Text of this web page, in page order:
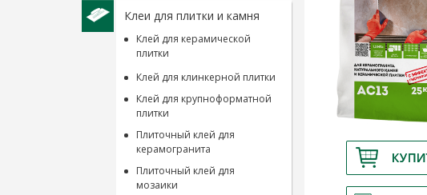
Клеи для плитки и камня
Клей для керамической
плитки
Клей для клинкерной плитки
Клей для крупноформатной
плитки
Плиточный клей для
керамогранита
Плиточный клей для
мозаики